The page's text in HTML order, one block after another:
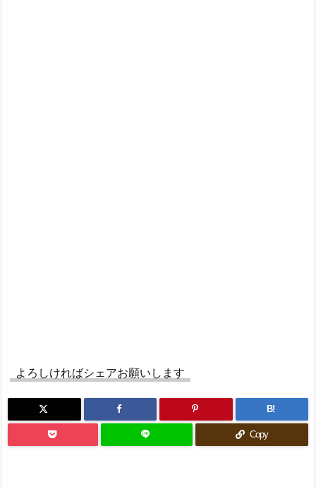
よろしければシェアお願いします
B!
Copy